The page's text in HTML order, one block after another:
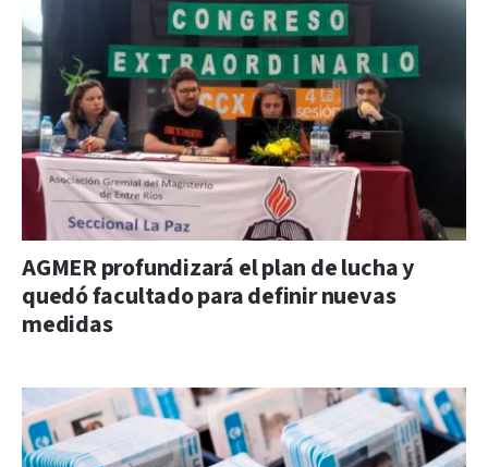
AGMER profundizará el plan de lucha y
quedó facultado para definir nuevas
medidas